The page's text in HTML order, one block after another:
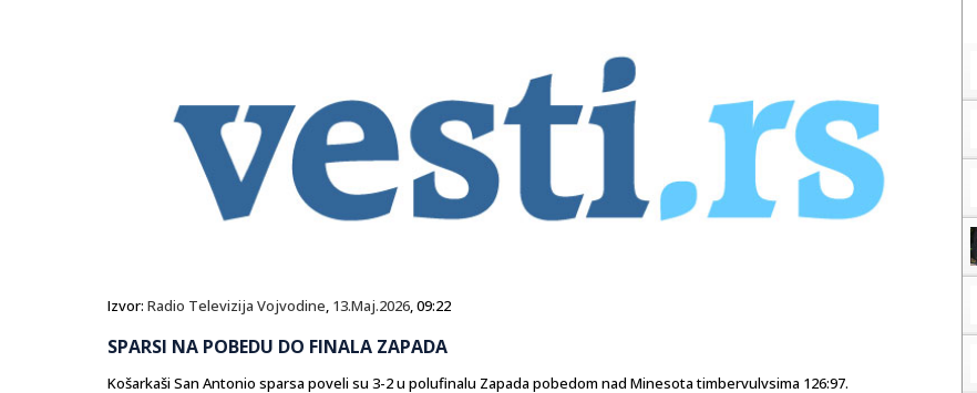
Izvor: Radio Televizija Vojvodine, 13.Maj.2026, 09:22
SPARSI NA POBEDU DO FINALA ZAPADA
Košarkaši San Antonio sparsa poveli su 3-2 u polufinalu Zapada pobedom nad Minesota timbervulvsima 126:97.